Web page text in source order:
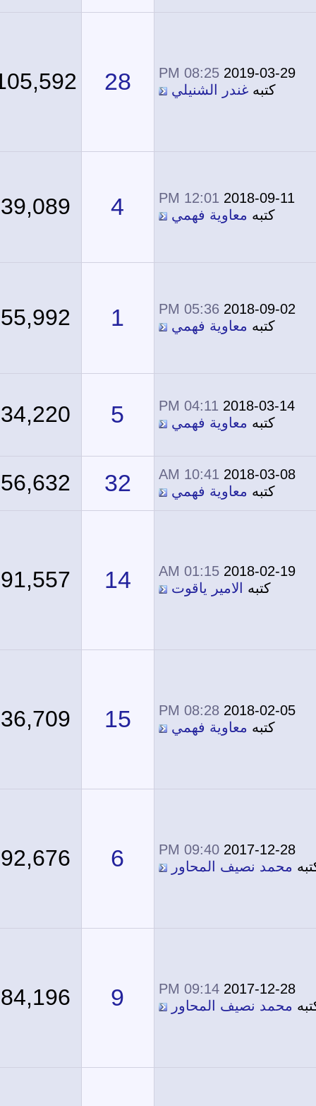
2019-03-29
08:25 PM
كتبهغندر الشنيلي 28
105,592
2018-09-11
12:01 PM
كتبهمعاوية فهمي 4
39,089
2018-09-02
05:36 PM
كتبهمعاوية فهمي 1
55,992
2018-03-14
04:11 PM
كتبهمعاوية فهمي 5
34,220
2018-03-08
10:41 AM
كتبهمعاوية فهمي 32
56,632
2018-02-19
01:15 AM
كتبهالامير ياقوت 14
91,557
2018-02-05
08:28 PM
كتبهمعاوية فهمي 15
36,709
2017-12-28
09:40 PM
محمد نصيف المحاور 6
92,676
2017-12-28
09:14 PM
محمد نصيف المحاور 9
84,196